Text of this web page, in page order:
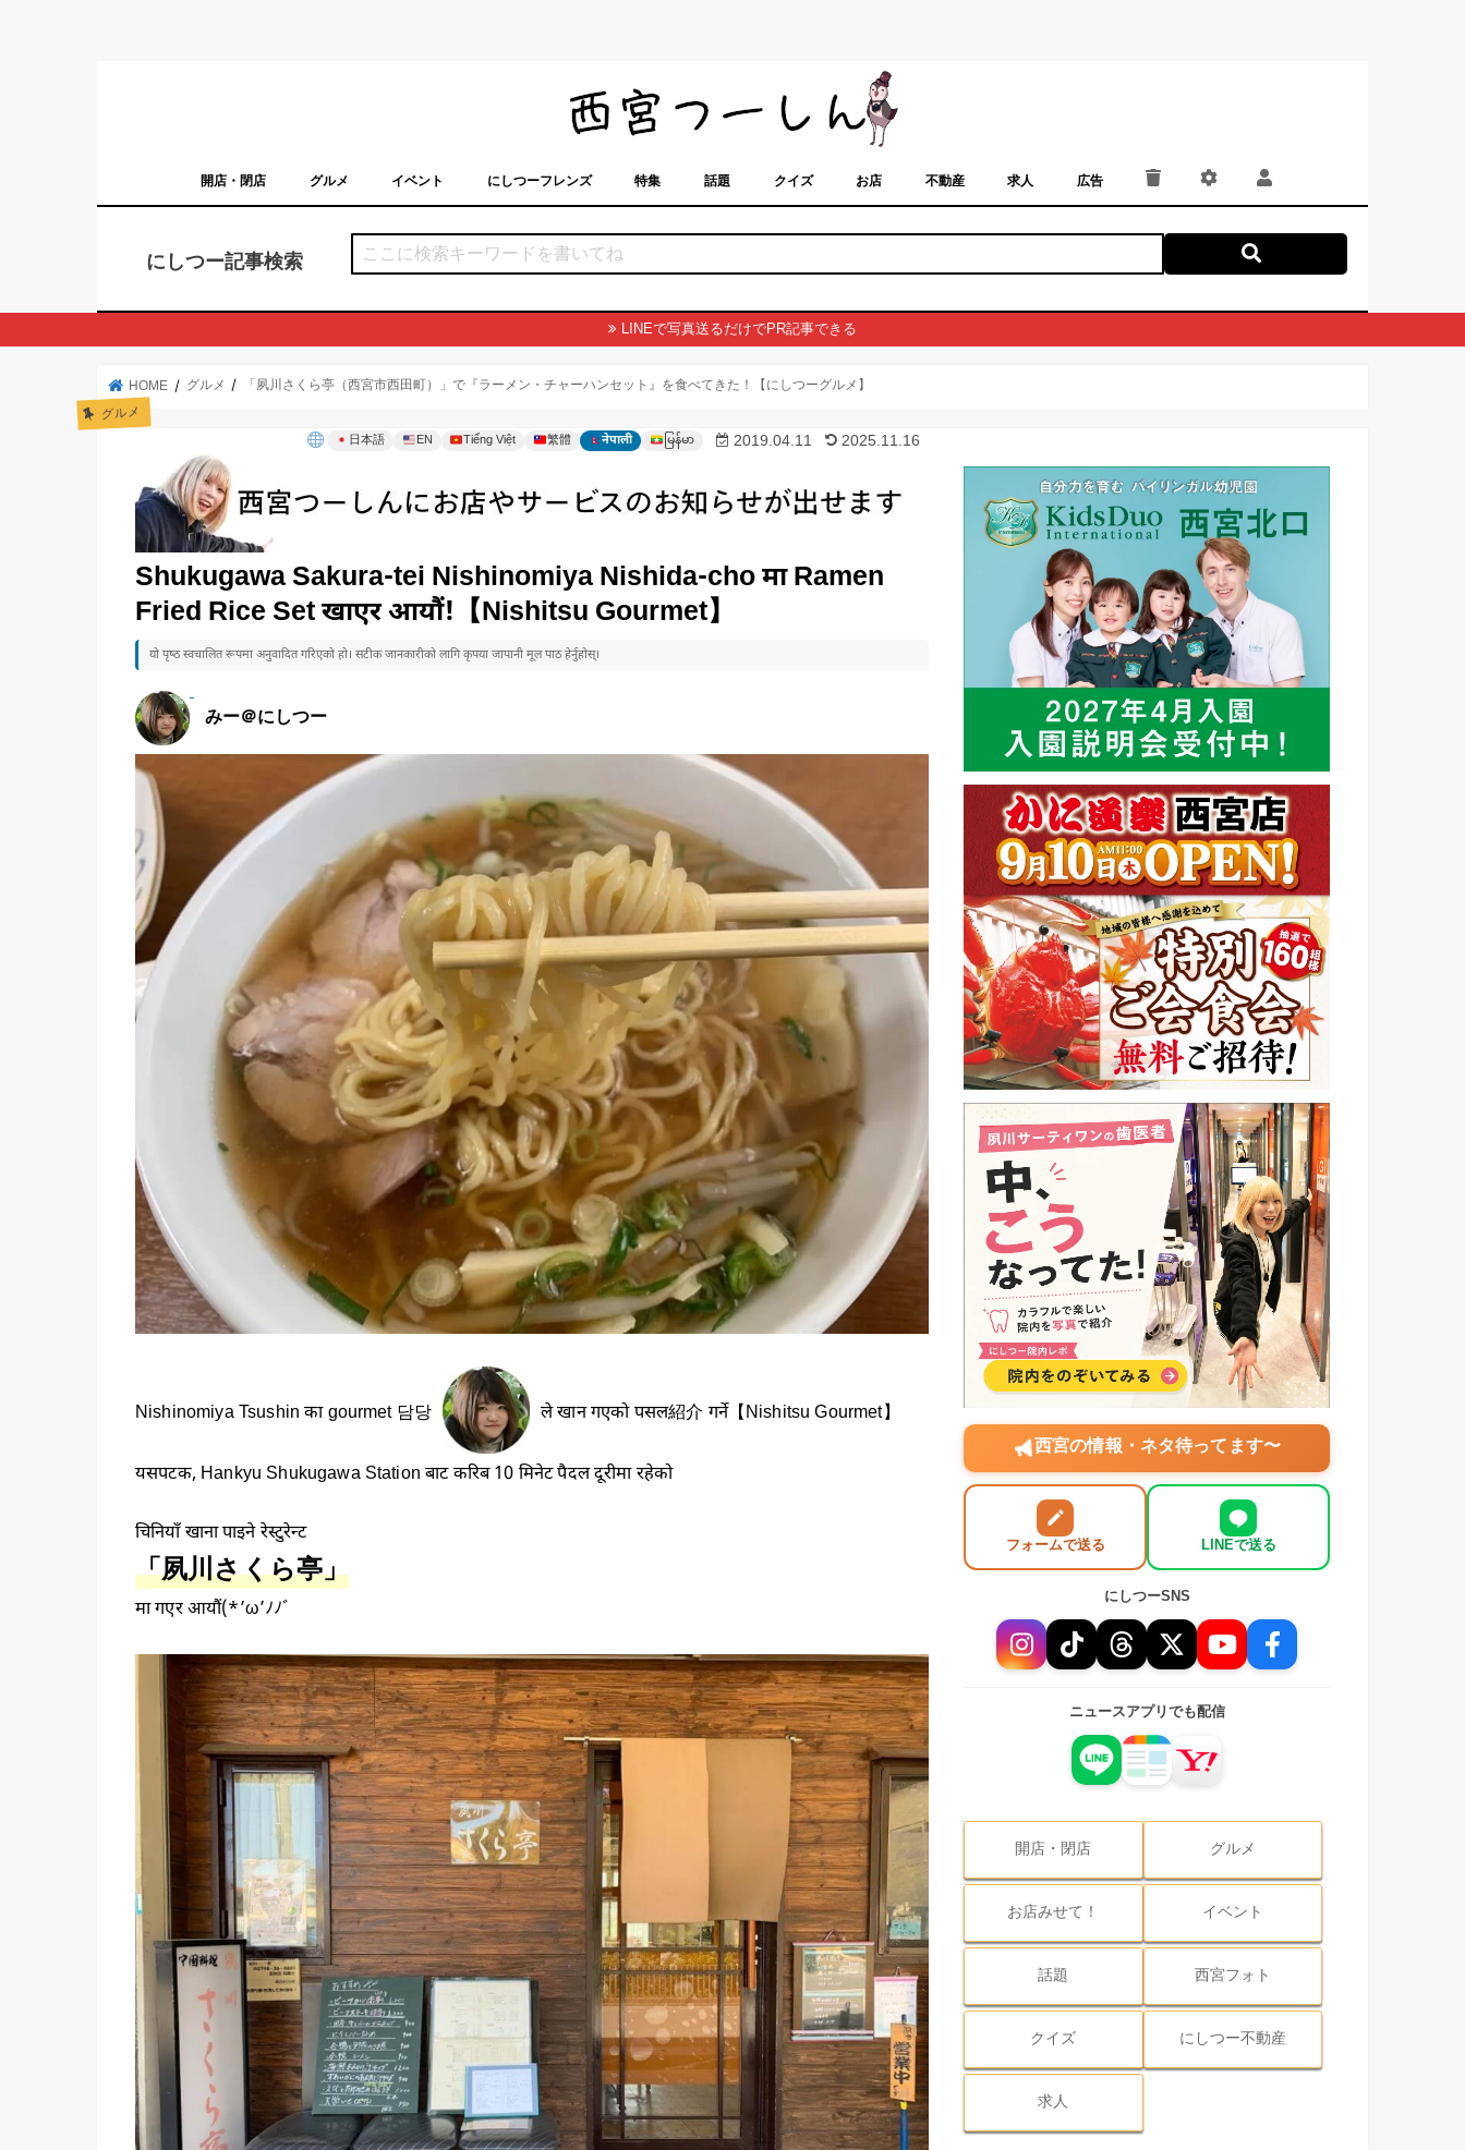
開店・閉店 グルメ イベント にしつーフレンズ 特集 話題 クイズ お店 不動産 求人 広告
にしつー記事検索
LINEで写真送るだけでPR記事できる
HOME グルメ 「夙川さくら亭（西宮市西田町）」で『ラーメン・チャーハンセット』を食べてきた！【にしつーグルメ】
グルメ
日本語 EN Tiếng Việt 繁體 नेपाली မြန်မာ 2019.04.11 2025.11.16
Shukugawa Sakura-tei Nishinomiya Nishida-cho मा Ramen
Fried Rice Set खाएर आयौं!【Nishitsu Gourmet】
यो पृष्ठ स्वचालित रूपमा अनुवादित गरिएको हो। सटीक जानकारीको लागि कृपया जापानी मूल पाठ हेर्नुहोस्।
みー＠にしつー
Nishinomiya Tsushin का gourmet 담당 ले खान गएको पसल紹介 गर्ने【Nishitsu Gourmet】
यसपटक, Hankyu Shukugawa Station बाट करिब 10 मिनेट पैदल दूरीमा रहेको
चिनियाँ खाना पाइने रेस्टुरेन्ट
「夙川さくら亭」
मा गएर आयौं(*’ω’ﾉﾉﾞ
西宮の情報・ネタ待ってます〜
フォームで送る LINEで送る
にしつーSNS
ニュースアプリでも配信
開店・閉店 グルメ
お店みせて！ イベント
話題 西宮フォト
クイズ にしつー不動産
求人